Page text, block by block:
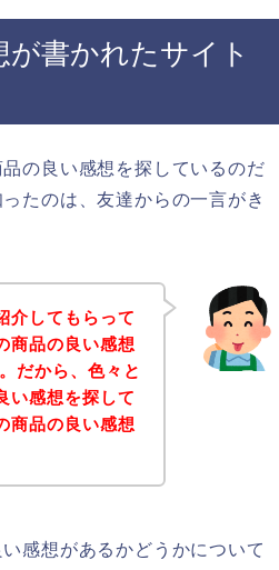
書かれたサイト
の良い感想を探しているのだ
たのは、友達からの一言がき
介してもらって
商品の良い感想
だから、色々と
い感想を探して
商品の良い感想
感想があるかどうかについて